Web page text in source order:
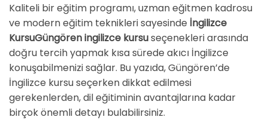
Kaliteli bir eğitim programı, uzman eğitmen kadrosu
ve modern eğitim teknikleri sayesinde İngilizce
KursuGüngören ingilizce kursuseçenekleri arasında
doğru tercih yapmak kısa sürede akıcı İngilizce
konuşabilmenizi sağlar. Bu yazıda, Güngören’de
İngilizce kursu seçerken dikkat edilmesi
gerekenlerden, dil eğitiminin avantajlarına kadar
birçok önemli detayı bulabilirsiniz.